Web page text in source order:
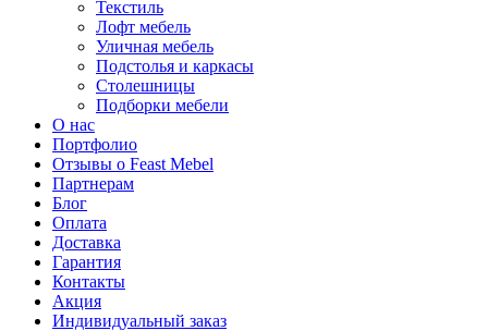
Текстиль
Лофт мебель
Уличная мебель
Подстолья и каркасы
Столешницы
Подборки мебели
О нас
Портфолио
Отзывы о Feast Mebel
Партнерам
Блог
Оплата
Доставка
Гарантия
Контакты
Акция
Индивидуальный заказ